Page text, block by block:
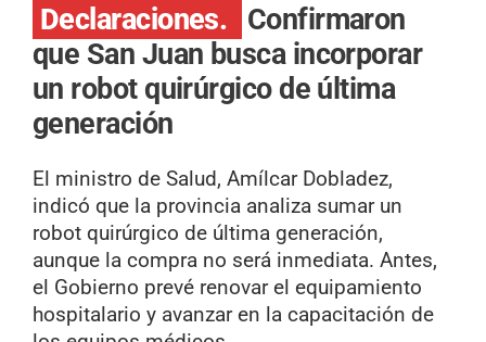
Declaraciones.
Confirmaron
que San Juan busca incorporar
un robot quirúrgico de última
generación
El ministro de Salud, Amílcar Dobladez,
indicó que la provincia analiza sumar un
robot quirúrgico de última generación,
aunque la compra no será inmediata. Antes,
el Gobierno prevé renovar el equipamiento
hospitalario y avanzar en la capacitación de